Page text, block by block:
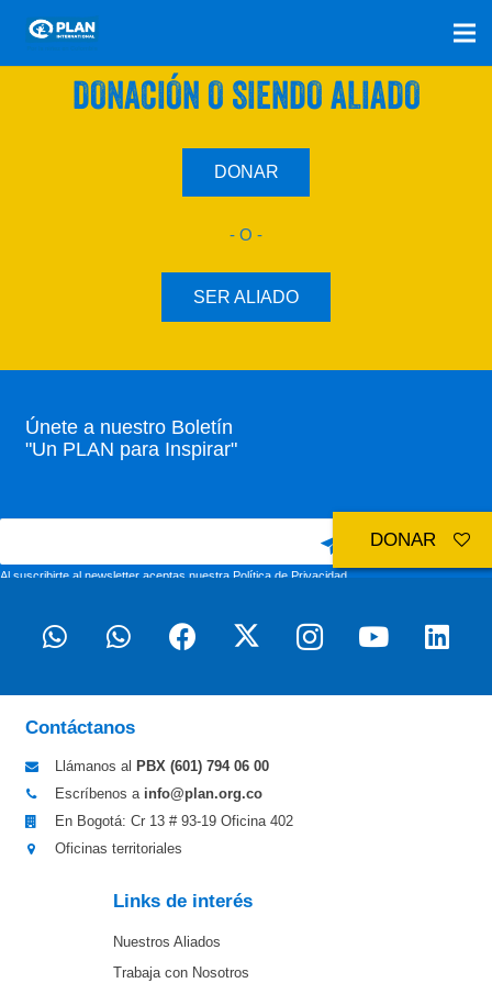
SÚMATE A NUESTRO PLAN CON UNA
DONACIÓN O SIENDO ALIADO
DONAR
- O -
SER ALIADO
Únete a nuestro Boletín
"Un PLAN para Inspirar"
Al suscribirte al newsletter aceptas nuestraPolítica de Privacidad
Contáctanos
Llámanos al PBX (601) 794 06 00
Escríbenos a info@plan.org.co
En Bogotá: Cr 13 # 93-19 Oficina 402
Oficinas territoriales
Links de interés
Nuestros Aliados
Trabaja con Nosotros
DONAR